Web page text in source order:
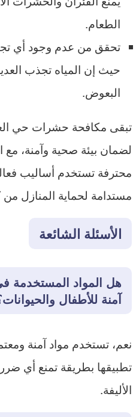
الطعام.
تحقق من عدم وجود أي
حيث إن المياه تجذب
البعوض.
تبقى مكافحة حشرات حي
لضمان بيئة صحية وآمنة،
محترفة تستخدم أساليب
مستدامة لحماية المنازل من
الأسئلة الشائعة
هل المواد المستخدمة
آمنة للأطفال
نعم، تستخدم مواد آمنة
تطبيقها بطريقة تمنع أي
الأليفة.